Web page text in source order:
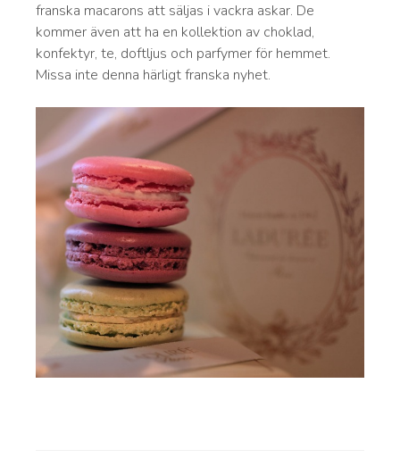
franska macarons att säljas i vackra askar. De
kommer även att ha en kollektion av choklad,
konfektyr, te, doftljus och parfymer för hemmet.
Missa inte denna härligt franska nyhet.